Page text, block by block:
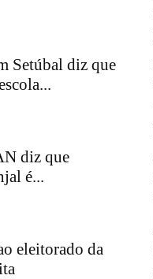
Setúbal diz que
diz que
é...
eleitorado da